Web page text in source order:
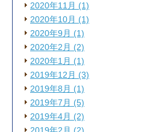
2020年11月 (1)
2020年10月 (1)
2020年9月 (1)
2020年2月 (2)
2020年1月 (1)
2019年12月 (3)
2019年8月 (1)
2019年7月 (5)
2019年4月 (2)